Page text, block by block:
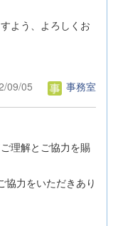
よう、よろしくお
09/05 事務室
理解とご協力を賜
協力をいただきあり